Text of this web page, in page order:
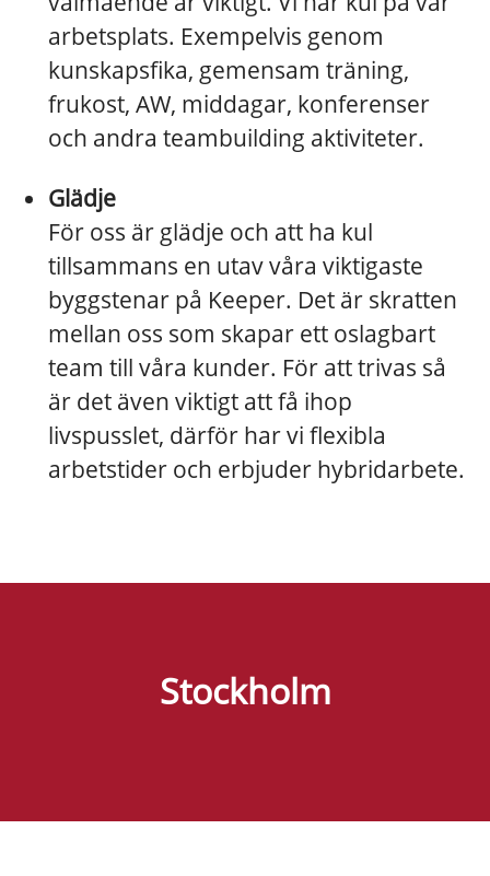
arbetsplats. Exempelvis genom
kunskapsfika, gemensam träning,
frukost, AW, middagar, konferenser
och andra teambuilding aktiviteter.
Glädje
För oss är glädje och att ha kul
tillsammans en utav våra viktigaste
byggstenar på Keeper. Det är skratten
mellan oss som skapar ett oslagbart
team till våra kunder. För att trivas så
är det även viktigt att få ihop
livspusslet, därför har vi flexibla
arbetstider och erbjuder hybridarbete.
Stockholm